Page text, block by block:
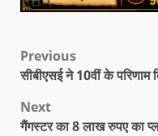
Previous
सीबीएसई ने 10वीं के परिणाम
Next
गैंगस्टर का 8 लाख रुपए का